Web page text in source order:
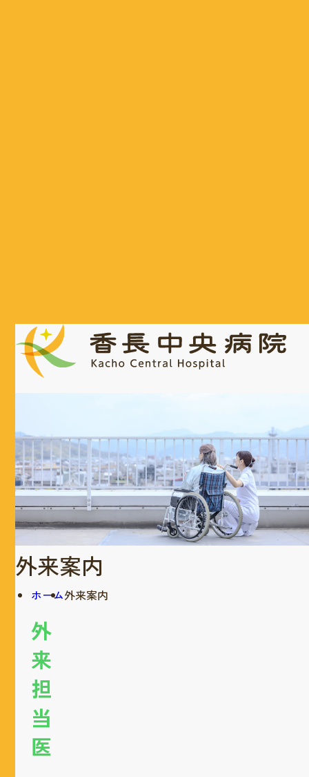
外来案内
ホーム外来案内
外
来
担
当
医